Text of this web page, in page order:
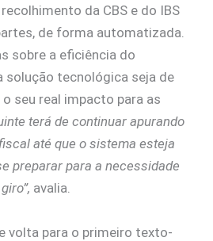
da CBS e do IBS
de forma automatizada.
sobre a eficiência do
solução tecnológica seja de
seu real impacto para as
terá de continuar apurando
até que o sistema esteja
preparar para a necessidade
avalia.
volta para o primeiro texto-